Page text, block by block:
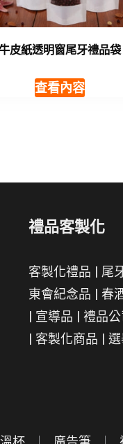
皮紙透明窗尾牙禮品袋
查看內容
禮品客製化
客製化禮品 | 尾
東會紀念品 | 春
| 宣導品 | 禮品公
| 客製化商品 |